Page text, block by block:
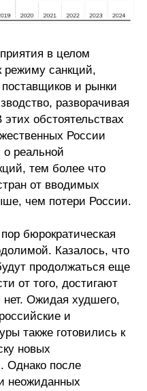
в целом
режиму санкций,
и рынки
разворачивая
обстоятельствах
России
о реальной
тем более что
от вводимых
чем потери России.
бюрократическая
Казалось, что
продолжаться еще
от того, достигают
Ожидая худшего,
и
также готовились к
новых
Однако после
неожиданных